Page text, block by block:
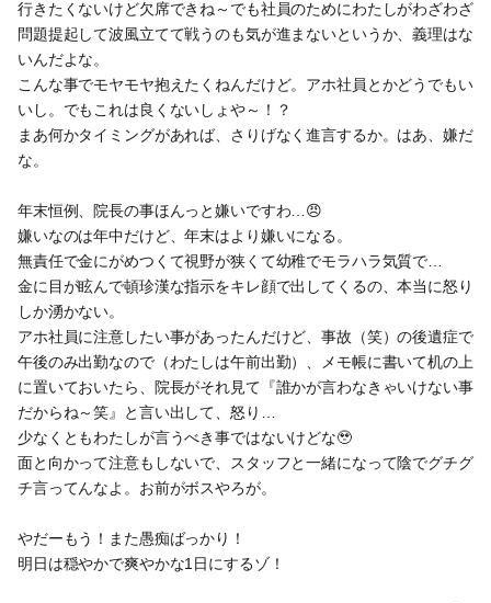
行きたくないけど欠席できね～でも社員のためにわたしがわざわざ
問題提起して波風立てて戦うのも気が進まないというか、義理はな
いんだよな。
こんな事でモヤモヤ抱えたくねんだけど。アホ社員とかどうでもい
いし。でもこれは良くないしょや～！？
まあ何かタイミングがあれば、さりげなく進言するか。はあ、嫌だ
な。
年末恒例、院長の事ほんっと嫌いですわ…😠
嫌いなのは年中だけど、年末はより嫌いになる。
無責任で金にがめつくて視野が狭くて幼稚でモラハラ気質で…
金に目が眩んで頓珍漢な指示をキレ顔で出してくるの、本当に怒り
しか湧かない。
アホ社員に注意したい事があったんだけど、事故（笑）の後遺症で
午後のみ出勤なので（わたしは午前出勤）、メモ帳に書いて机の上
に置いておいたら、院長がそれ見て『誰かが言わなきゃいけない事
だからね～笑』と言い出して、怒り…
少なくともわたしが言うべき事ではないけどな🥹
面と向かって注意もしないで、スタッフと一緒になって陰でグチグ
チ言ってんなよ。お前がボスやろが。
やだーもう！また愚痴ばっかり！
明日は穏やかで爽やかな1日にするゾ！